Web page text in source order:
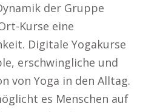
der Gruppe
Kurse eine
Digitale Yogakurse
erschwingliche und
von Yoga in den Alltag.
es Menschen auf